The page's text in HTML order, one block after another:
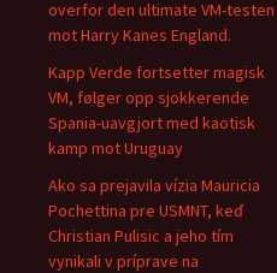
overfor den ultimate VM-testen
mot Harry Kanes England.
Kapp Verde fortsetter magisk
VM, følger opp sjokkerende
Spania-uavgjort med kaotisk
kamp mot Uruguay
Ako sa prejavila vízia Mauricia
Pochettina pre USMNT, keď
Christian Pulisic a jeho tím
vynikali v príprave na